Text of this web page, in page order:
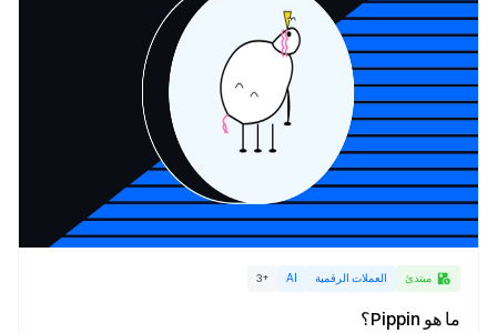
مبتدئ العملات الرقمية AI
+
3
ما هو Pippin؟